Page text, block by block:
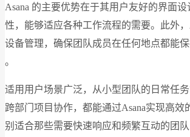
Asana 的主要优势在于其用户友好的界面设
性，能够适应各种工作流程的需要。此外，
设备管理，确保团队成员在任何地点都能
。
适用用户场景广泛，从小型团队的日常任
跨部门项目协作，都能通过Asana实现高效
别适合那些需要快速响应和频繁互动的团队